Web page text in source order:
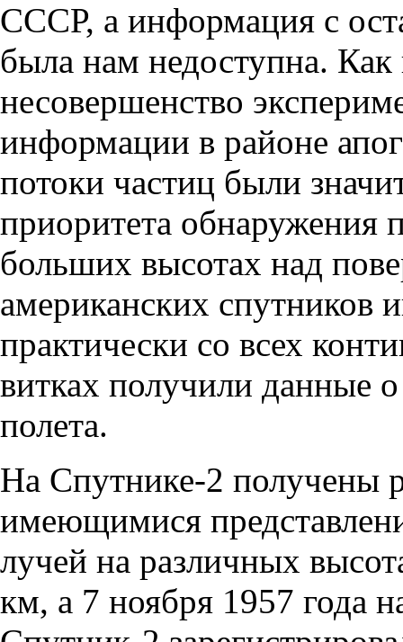
СССР, а информация с
была нам недоступна. Как
несовершенство
информации в районе
потоки частиц были
приоритета
больших высотах над
американских спутников
практически со всех
витках получили данные
полета.
На Спутнике-2 получены
имеющимися
лучей на различных
км, а 7 ноября 1957 года